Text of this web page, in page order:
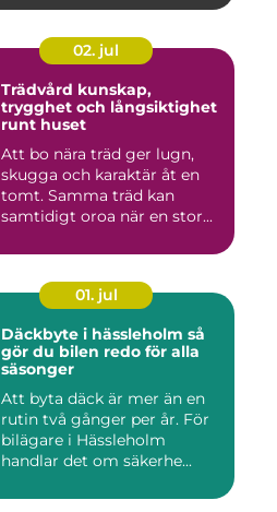
02. jul
Trädvård kunskap,
trygghet och långsiktighet
runt huset
Att bo nära träd ger lugn,
skugga och karaktär åt en
tomt. Samma träd kan
samtidigt oroa när en stor...
01. jul
Däckbyte i hässleholm så
gör du bilen redo för alla
säsonger
Att byta däck är mer än en
rutin två gånger per år. För
bilägare i Hässleholm
handlar det om säkerhe...